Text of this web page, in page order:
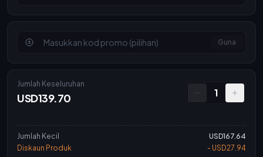
Guna
Jumlah Keseluruhan
USD139.70 1
Jumlah Kecil
USD167.64
Diskaun Produk
- USD27.94